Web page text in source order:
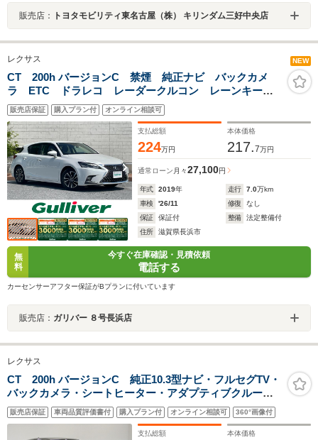
販売店： トヨタモビリティ東名古屋（株） キリンダム三好中央店
レクサス NEW
CT 200h バージョンC 禁煙 純正ナビ バックカメ
ラ ETC ドラレコ レーダークルコン レーンキー
プ 衝突軽減 横滑り防止 コーナーセンサー シート
ヒーター パワーシート ハーフレザー LEDヘッド
オートライト
販売店保証 購入プラン付 オンライン相談可
支払総額
224万円
本体価格
217.7万円
通常ローン 月々27,100円
年式 2019年 走行 7.0万km
車検
'26/11 修復
なし
保証
保証付 整備
法定整備付
住所
滋賀県長浜市
無
料
今すぐ在庫確認・見積依頼
電話する
カーセンサーアフター保証がBプランに付いています
販売店： ガリバー ８号長浜店
レクサス
CT 200h バージョンC 純正10.3型ナビ・フルセグTV・
バックカメラ・シートヒーター・アダプティブクルーズ
コントロール・レーンキープアシスト・衝突軽減ブレー
キ・LEDヘッドライト・障害物センサー・純正16インチ
販売店保証 車両品質評価書付 購入プラン付 オンライン相談可 360°画像付
支払総額 本体価格